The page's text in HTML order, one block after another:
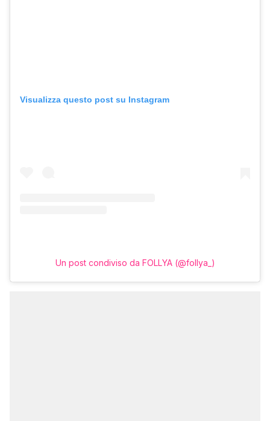
Visualizza questo post su Instagram
Un post condiviso da FOLLYA (@follya_)